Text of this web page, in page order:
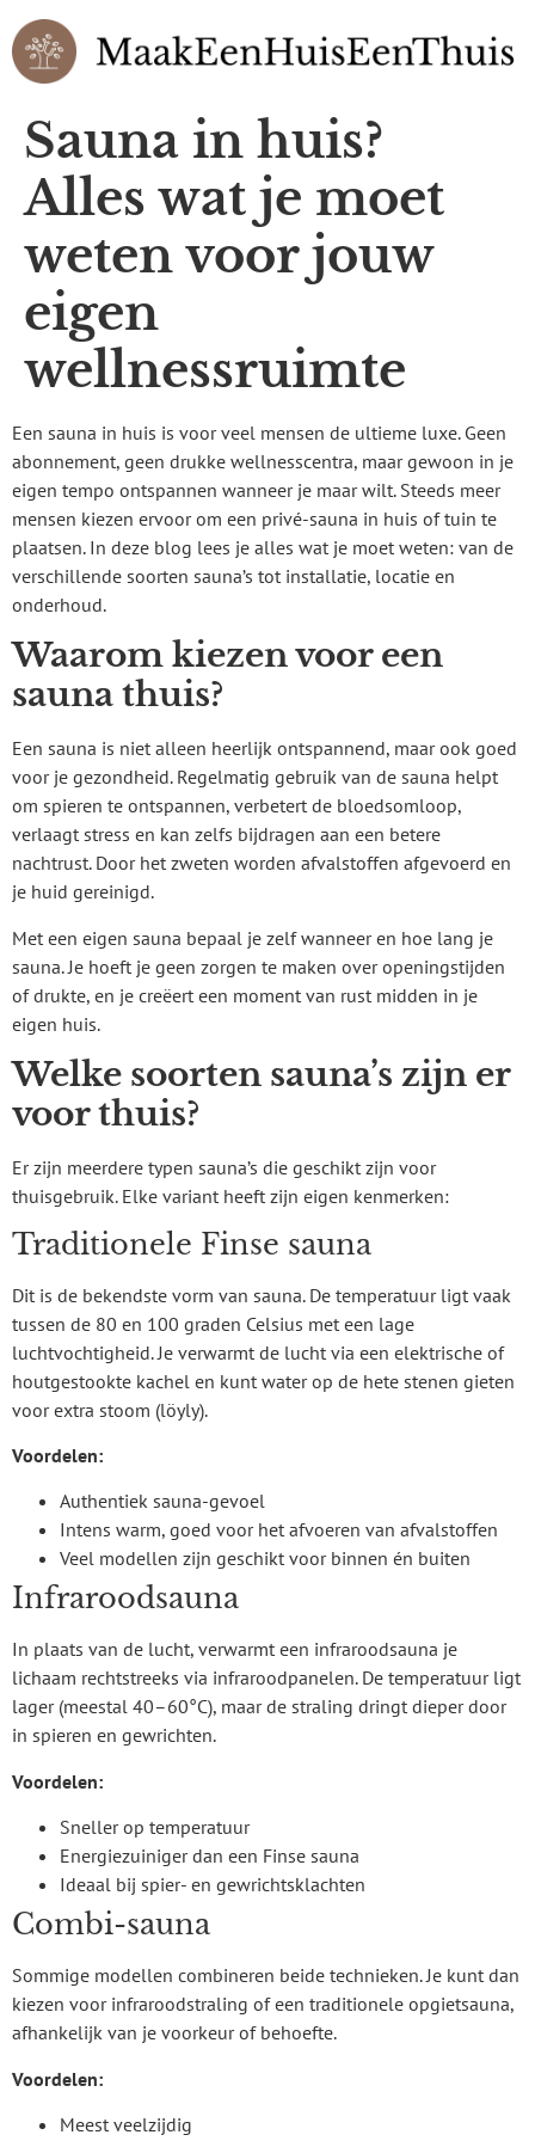
Sauna in huis?
Alles wat je moet
weten voor jouw
eigen
wellnessruimte
Een sauna in huis is voor veel mensen de ultieme luxe. Geen
abonnement, geen drukke wellnesscentra, maar gewoon in je
eigen tempo ontspannen wanneer je maar wilt. Steeds meer
mensen kiezen ervoor om een privé-sauna in huis of tuin te
plaatsen. In deze blog lees je alles wat je moet weten: van de
verschillende soorten sauna’s tot installatie, locatie en
onderhoud.
Waarom kiezen voor een
sauna thuis?
Een sauna is niet alleen heerlijk ontspannend, maar ook goed
voor je gezondheid. Regelmatig gebruik van de sauna helpt
om spieren te ontspannen, verbetert de bloedsomloop,
verlaagt stress en kan zelfs bijdragen aan een betere
nachtrust. Door het zweten worden afvalstoffen afgevoerd en
je huid gereinigd.
Met een eigen sauna bepaal je zelf wanneer en hoe lang je
sauna. Je hoeft je geen zorgen te maken over openingstijden
of drukte, en je creëert een moment van rust midden in je
eigen huis.
Welke soorten sauna’s zijn er
voor thuis?
Er zijn meerdere typen sauna’s die geschikt zijn voor
thuisgebruik. Elke variant heeft zijn eigen kenmerken:
Traditionele Finse sauna
Dit is de bekendste vorm van sauna. De temperatuur ligt vaak
tussen de 80 en 100 graden Celsius met een lage
luchtvochtigheid. Je verwarmt de lucht via een elektrische of
houtgestookte kachel en kunt water op de hete stenen gieten
voor extra stoom (löyly).
Voordelen:
Authentiek sauna-gevoel
Intens warm, goed voor het afvoeren van afvalstoffen
Veel modellen zijn geschikt voor binnen én buiten
Infraroodsauna
In plaats van de lucht, verwarmt een infraroodsauna je
lichaam rechtstreeks via infraroodpanelen. De temperatuur ligt
lager (meestal 40–60°C), maar de straling dringt dieper door
in spieren en gewrichten.
Voordelen:
Sneller op temperatuur
Energiezuiniger dan een Finse sauna
Ideaal bij spier- en gewrichtsklachten
Combi-sauna
Sommige modellen combineren beide technieken. Je kunt dan
kiezen voor infraroodstraling of een traditionele opgietsauna,
afhankelijk van je voorkeur of behoefte.
Voordelen:
Meest veelzijdig